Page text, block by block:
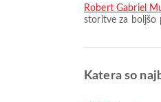
Robert Gabriel
storitve za boljšo
Katera so